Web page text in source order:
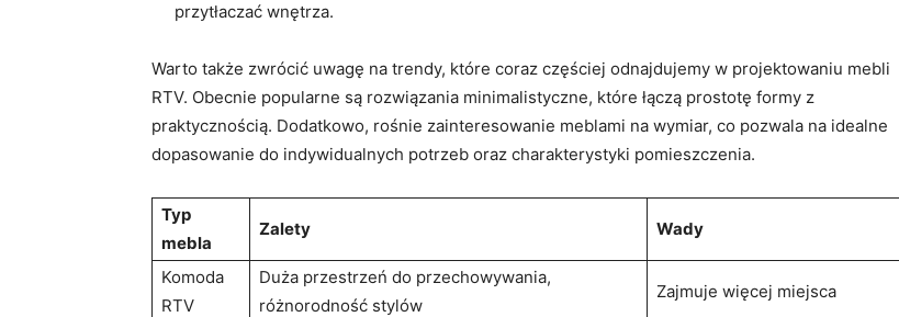
przytłaczać wnętrza.
Warto także zwrócić uwagę na trendy, które coraz częściej odnajdujemy w projektowaniu mebli
RTV. Obecnie popularne są rozwiązania minimalistyczne, które łączą prostotę formy z
praktycznością. Dodatkowo, rośnie zainteresowanie meblami na wymiar, co pozwala na idealne
dopasowanie do indywidualnych potrzeb oraz charakterystyki pomieszczenia.
Typ
mebla
Zalety Wady
Komoda
RTV
Duża przestrzeń do przechowywania,
różnorodność stylów
Zajmuje więcej miejsca